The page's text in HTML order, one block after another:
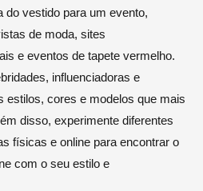
do vestido para um evento,
de moda, sites
e eventos de tapete vermelho.
influenciadoras e
estilos, cores e modelos que mais
disso, experimente diferentes
físicas e online para encontrar o
com o seu estilo e